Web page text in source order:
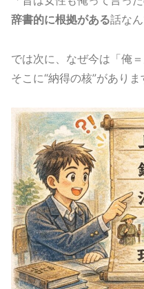
辞書的に根拠がある話なん
では次に、なぜ今は「俺
そこに“納得の核”がありま